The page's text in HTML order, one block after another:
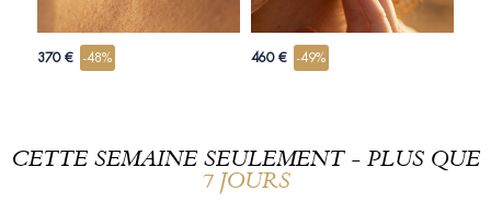
370 € -48% 460 € -49%
CETTE SEMAINE SEULEMENT - PLUS QUE
7 JOURS